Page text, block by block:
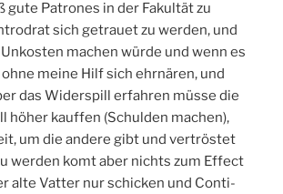
gute Patrones in der Fakultät zu
sich getrauet zu werden, und
machen würde und wenn es
meine Hilf sich ehrnären, und
das Widerspill erfahren müsse die
höher kauffen (Schulden machen),
um die andere gibt und vertröstet
werden komt aber nichts zum Effect
alte Vatter nur schicken und Conti-